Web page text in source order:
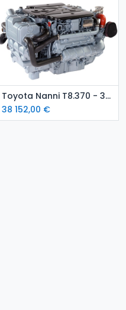
Lisää ostoskoriin
Toyota Nanni T8.370 - 370hp meridieselmoottori
38 152,00 €